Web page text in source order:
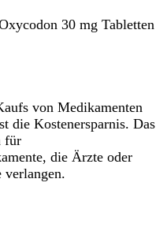
30 mg Tabletten
von Medikamenten
die Kostenersparnis. Das
für
die Ärzte oder
verlangen.